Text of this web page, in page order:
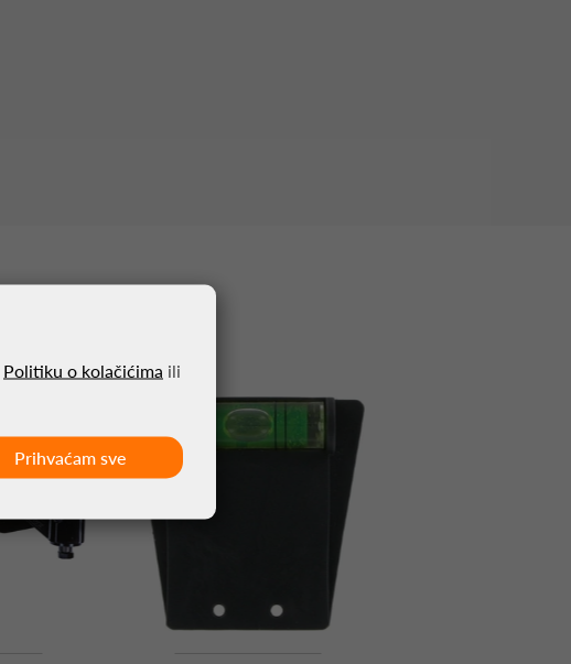
Politiku o kolačićima ili
Prihvaćam sve